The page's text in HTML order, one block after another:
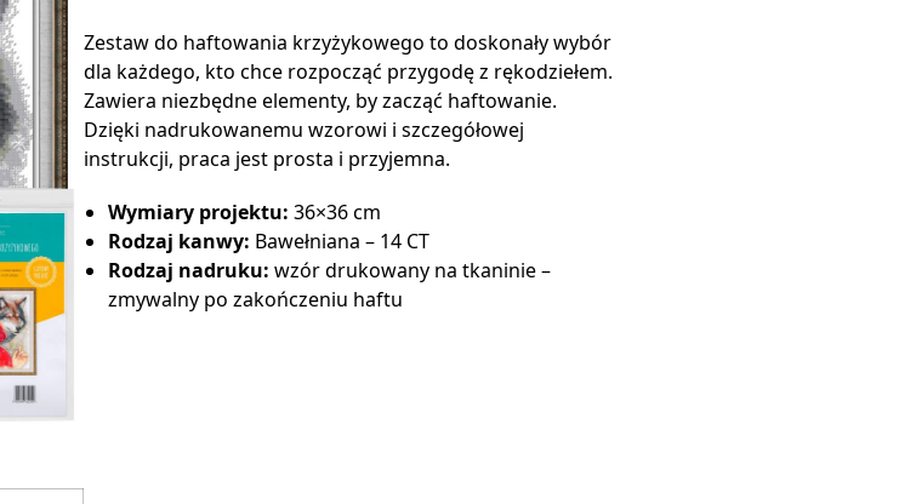
Zestaw do haftowania krzyżykowego to doskonały wybór
dla każdego, kto chce rozpocząć przygodę z rękodziełem.
Zawiera niezbędne elementy, by zacząć haftowanie.
Dzięki nadrukowanemu wzorowi i szczegółowej
instrukcji, praca jest prosta i przyjemna.
Wymiary projektu: 36×36 cm
Rodzaj kanwy: Bawełniana – 14 CT
Rodzaj nadruku: wzór drukowany na tkaninie –
zmywalny po zakończeniu haftu